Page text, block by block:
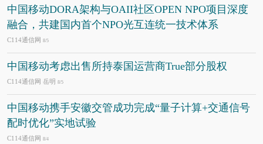
中国移动DORA架构与OAII社区OPEN NPO项目深度
融合，共建国内首个NPO光互连统一技术体系
C114通信网 8/5
中国移动考虑出售所持泰国运营商True部分股权
C114通信网 岳明 8/5
中国移动携手安徽交管成功完成“量子计算+交通信号
配时优化”实地试验
C114通信网 8/4